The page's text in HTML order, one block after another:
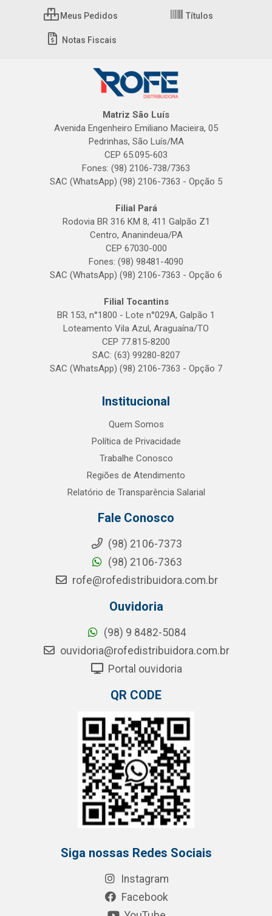
Meus Pedidos Títulos
Notas Fiscais
Matriz São Luís
Avenida Engenheiro Emiliano Macieira, 05
Pedrinhas, São Luís/MA
CEP 65.095-603
Fones: (98) 2106-738/7363
SAC (WhatsApp) (98) 2106-7363 - Opção 5
Filial Pará
Rodovia BR 316 KM 8, 411 Galpão Z1
Centro, Ananindeua/PA
CEP 67030-000
Fones: (98) 98481-4090
SAC (WhatsApp) (98) 2106-7363 - Opção 6
Filial Tocantins
BR 153, n°1800 - Lote n°029A, Galpão 1
Loteamento Vila Azul, Araguaína/TO
CEP 77.815-8200
SAC: (63) 99280-8207
SAC (WhatsApp) (98) 2106-7363 - Opção 7
Institucional
Quem Somos
Política de Privacidade
Trabalhe Conosco
Regiões de Atendimento
Relatório de Transparência Salarial
Fale Conosco
(98) 2106-7373
(98) 2106-7363
rofe@rofedistribuidora.com.br
Ouvidoria
(98) 9 8482-5084
ouvidoria@rofedistribuidora.com.br
Portal ouvidoria
QR CODE
Siga nossas Redes Sociais
Instagram
Facebook